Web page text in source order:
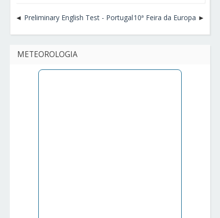
Preliminary English Test - Portugal10ª Feira da Europa
METEOROLOGIA